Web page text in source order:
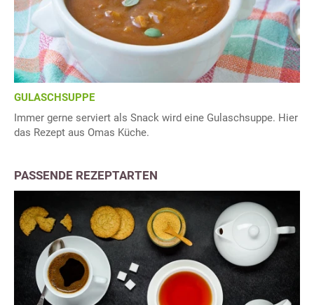
GULASCHSUPPE
Immer gerne serviert als Snack wird eine Gulaschsuppe. Hier
das Rezept aus Omas Küche.
PASSENDE REZEPTARTEN